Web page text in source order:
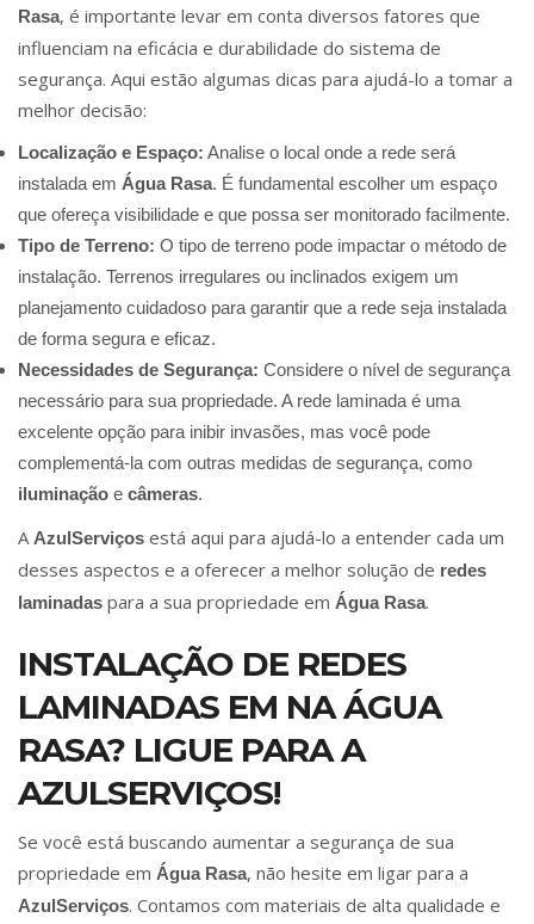
Rasa, é importante levar em conta diversos fatores que
influenciam na eficácia e durabilidade do sistema de
segurança. Aqui estão algumas dicas para ajudá-lo a tomar a
melhor decisão:
Localização e Espaço: Analise o local onde a rede será
instalada em Água Rasa. É fundamental escolher um espaço
que ofereça visibilidade e que possa ser monitorado facilmente.
Tipo de Terreno: O tipo de terreno pode impactar o método de
instalação. Terrenos irregulares ou inclinados exigem um
planejamento cuidadoso para garantir que a rede seja instalada
de forma segura e eficaz.
Necessidades de Segurança: Considere o nível de segurança
necessário para sua propriedade. A rede laminada é uma
excelente opção para inibir invasões, mas você pode
complementá-la com outras medidas de segurança, como
iluminação e câmeras.
A AzulServiços está aqui para ajudá-lo a entender cada um
desses aspectos e a oferecer a melhor solução de redes
laminadas para a sua propriedade em Água Rasa.
INSTALAÇÃO DE REDES
LAMINADAS EM NA ÁGUA
RASA? LIGUE PARA A
AZULSERVIÇOS!
Se você está buscando aumentar a segurança de sua
propriedade em Água Rasa, não hesite em ligar para a
AzulServiços. Contamos com materiais de alta qualidade e